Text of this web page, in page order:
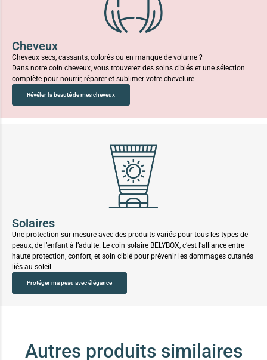
Cheveux
Cheveux secs, cassants, colorés ou en manque de volume ?
Dans notre coin cheveux, vous trouverez des soins ciblés et une sélection
complète pour nourrir, réparer et sublimer votre chevelure .
Révéler la beauté de mes cheveux
Solaires
Une protection sur mesure avec des produits variés pour tous les types de
peaux, de l’enfant à l’adulte. Le coin solaire BELYBOX, c’est l’alliance entre
haute protection, confort, et soin ciblé pour prévenir les dommages cutanés
liés au soleil.
Protéger ma peau avec élégance
Autres produits similaires